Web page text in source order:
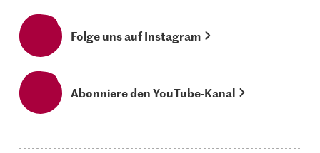
Folge uns auf Instagram
Abonniere den YouTube-Kanal